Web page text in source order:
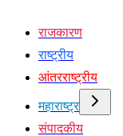
राजकारण
राष्ट्रीय
आंतरराष्ट्रीय
महाराष्ट्र
संपादकीय